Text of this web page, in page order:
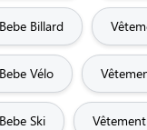
Billard
Vélo
Ski